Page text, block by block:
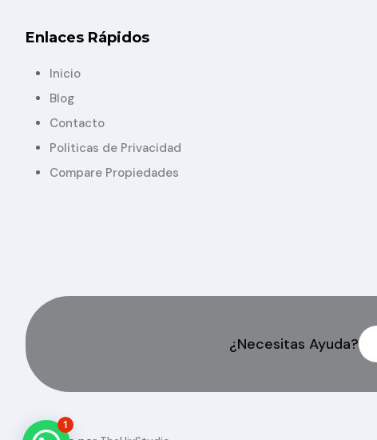
Enlaces Rápidos
Inicio
Blog
Contacto
Politicas de Privacidad
Compare Propiedades
¿Necesitas Ayuda?
1